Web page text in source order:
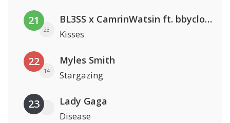
21
23
BL3SS x CamrinWatsin ft. bbyclose
Kisses
22
14
Myles Smith
Stargazing
23 Lady Gaga
Disease